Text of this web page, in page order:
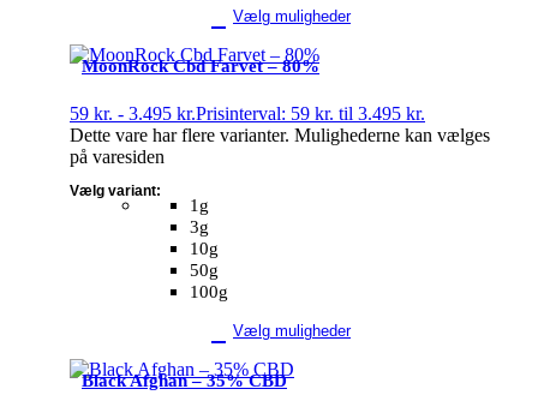
Vælg muligheder
MoonRock Cbd Farvet – 80%
59 kr. - 3.495 kr.Prisinterval: 59 kr. til 3.495 kr.
1g
3g
10g
50g
100g
Vælg variant:
Vælg muligheder
Dette vare har flere varianter. Mulighederne kan vælges
på varesiden
Black Afghan – 35% CBD